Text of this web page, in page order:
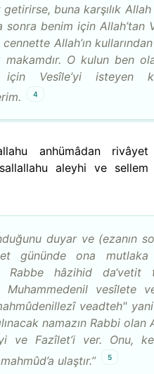
buna karşılık
benim için Allah’tan
Allah’ın
O kulun ben
için Vesîle’yi isteyen
4
anhümâdan rivâyet
aleyhi ve sellem
duyar ve (ezanın
gününde ona mutlaka
Rabbe hâzihid da‘vetit
vesîlete
veadteh"
namazın Rabbi olan
ve Fazîlet’i ver. Onu,
ulaştır.”
5